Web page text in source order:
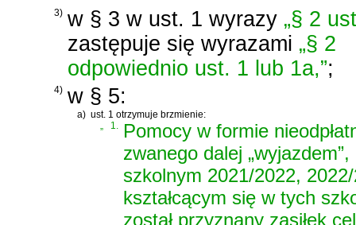
3) w § 3 w ust. 1 wyrazy „§ 2
zastępuje się wyrazami „§ 2
odpowiednio ust. 1 lub 1a,”;
4) w § 5:
a) ust. 1 otrzymuje brzmienie:
„
1. Pomocy w formie
zwanego dalej
szkolnym 2021/2022,
kształcącym się w tych
został przyznany zasiłek